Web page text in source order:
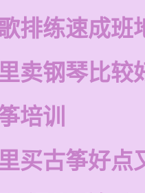
排练速成班
卖钢琴比较
培训
买古筝好点